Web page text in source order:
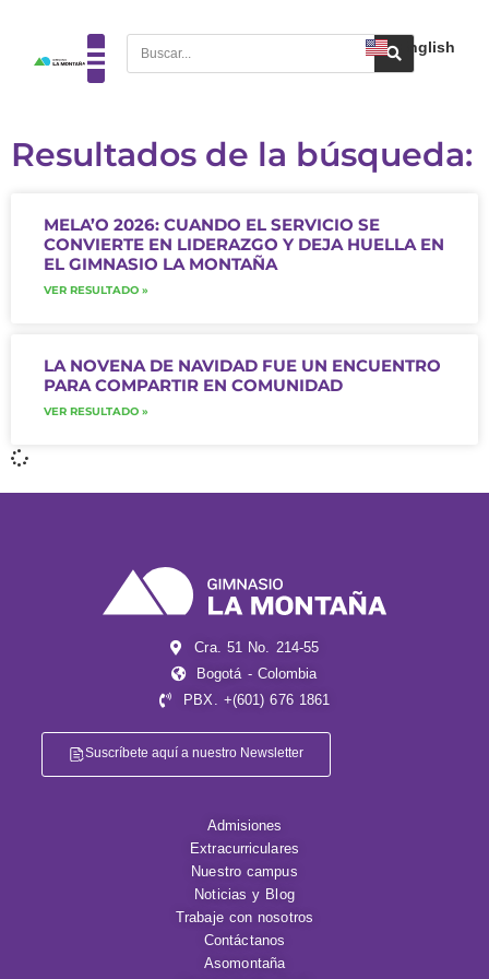
English
Resultados de la búsqueda:
MELA’O 2026: CUANDO EL SERVICIO SE
CONVIERTE EN LIDERAZGO Y DEJA HUELLA EN
EL GIMNASIO LA MONTAÑA
VER RESULTADO »
LA NOVENA DE NAVIDAD FUE UN ENCUENTRO
PARA COMPARTIR EN COMUNIDAD
VER RESULTADO »
Cra. 51 No. 214-55
Bogotá - Colombia
PBX. +(601) 676 1861
Suscríbete aquí a nuestro Newsletter
Admisiones
Extracurriculares
Nuestro campus
Noticias y Blog
Trabaje con nosotros
Contáctanos
Asomontaña